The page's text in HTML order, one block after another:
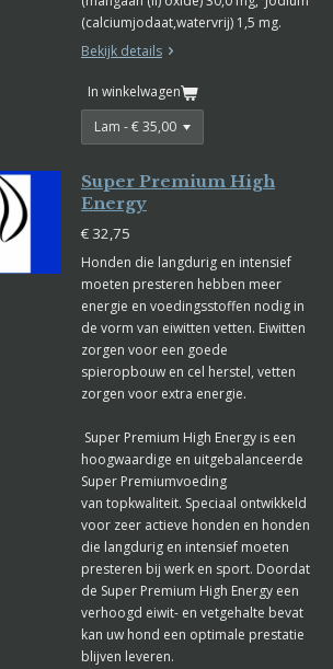
(calciumjodaat,watervrij) 1,5 mg.
Bekijk details
In winkelwagen
Super Premium High
Energy
€ 32,75
Honden die langdurig en intensief
moeten presteren hebben meer
energie en voedingsstoffen nodig in
de vorm van eiwitten vetten. Eiwitten
zorgen voor een goede
spieropbouw en cel herstel, vetten
zorgen voor extra energie.
Super Premium High Energy is een
hoogwaardige en uitgebalanceerde
Super Premiumvoeding
van topkwaliteit. Speciaal ontwikkeld
voor zeer actieve honden en honden
die langdurig en intensief moeten
presteren bij werk en sport. Doordat
de Super Premium High Energy een
verhoogd eiwit- en vetgehalte bevat
kan uw hond een optimale prestatie
blijven leveren.